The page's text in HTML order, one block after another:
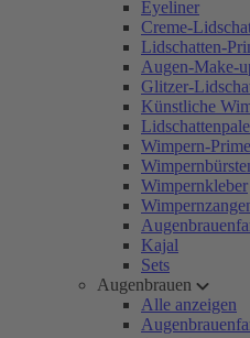
Eyeliner
Creme-
Lidschatten-
Augen-Make-
Glitzer-
Künstliche
Wimpern-
Wimpernkleber
Kajal
Sets
Augenbrauen
Alle anzeigen